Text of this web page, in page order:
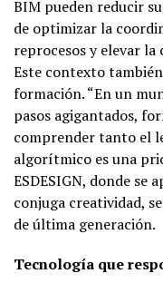
BIM pueden reducir
de optimizar la
reprocesos y elevar la
Este contexto
formación. “En un
pasos agigantados,
comprender tanto el
algorítmico es una
ESDESIGN, donde se
conjuga creatividad,
de última generación.
Tecnología que